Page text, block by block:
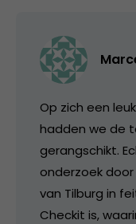
Op zich een
hadden we de
gerangschikt.
onderzoek
van Tilburg in
Checkit is,